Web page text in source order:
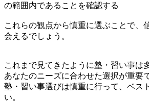
の範囲内であることを確認する
これらの観点から慎重に選ぶことで、
会えるでしょう。
これまで見てきたように塾・習い事は
あなたのニーズに合わせた選択が重要
塾・習い事選びは慎重に行って、ベス
い。